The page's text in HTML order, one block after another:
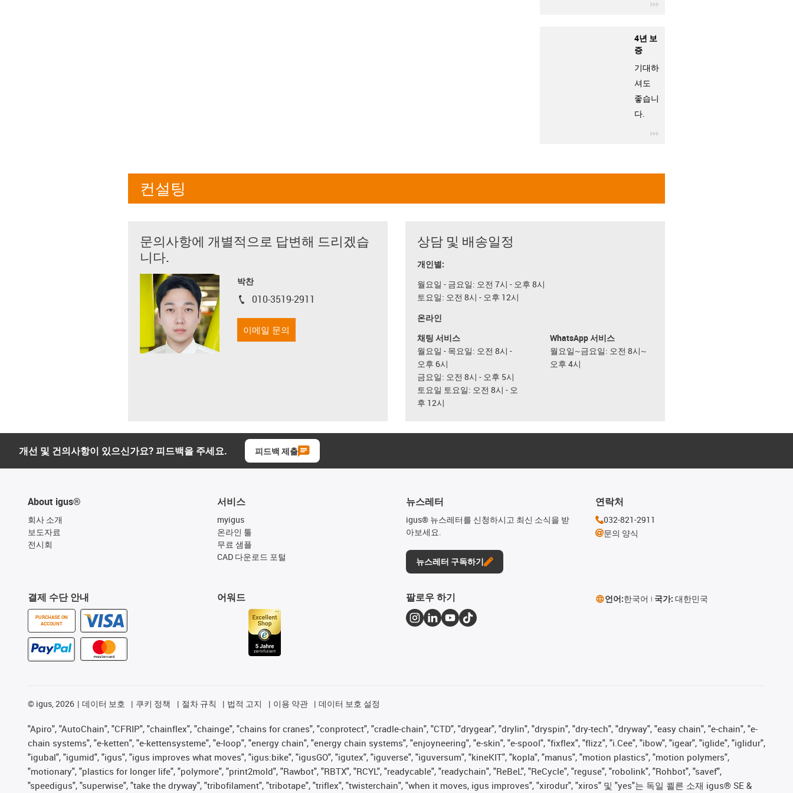
4년 보
증
기대하
셔도
좋습니
다.
컨설팅
문의사항에 개별적으로 답변해 드리겠습
니다.
박찬
igus-icon-phone
010-3519-2911
이메일 문의
상담 및 배송일정
개인별:
월요일 - 금요일: 오전 7시 - 오후 8시
토요일: 오전 8시 - 오후 12시
온라인
채팅 서비스
월요일 - 목요일: 오전 8시 -
오후 6시
금요일: 오전 8시 - 오후 5시
토요일 토요일: 오전 8시 - 오
후 12시
WhatsApp 서비스
월요일~금요일: 오전 8시~
오후 4시
개선 및 건의사항이 있으신가요? 피드백을 주세요. 피드백 제출
About igus®
회사 소개
보도자료
전시회
결제 수단 안내
PURCHASE ON
ACCOUNT
서비스
myigus
온라인 툴
무료 샘플
CAD 다운로드 포털
어워드
뉴스레터
igus® 뉴스레터를 신청하시고 최신 소식을 받
아보세요.
뉴스레터 구독하기
연락처
032-821-2911
문의 양식
팔로우 하기 언어:한국어 국가: 대한민국
© igus, 2026 데이터 보호 쿠키 정책 절차 규칙 법적 고지 이용 약관 데이터 보호 설정
"Apiro", "AutoChain", "CFRIP", "chainflex", "chainge", "chains for cranes", "conprotect", "cradle-chain", "CTD", "drygear", "drylin", "dryspin", "dry-tech", "dryway", "easy chain", "e-chain", "e-
chain systems", "e-ketten", "e-kettensysteme", "e-loop", "energy chain", "energy chain systems", "enjoyneering", "e-skin", "e-spool", "fixflex", "flizz", "i.Cee", "ibow", "igear", "iglide", "iglidur",
"igubal", "igumid", "igus", "igus improves what moves", "igus:bike", "igusGO", "igutex", "iguverse", "iguversum", "kineKIT", "kopla", "manus", "motion plastics", "motion polymers",
"motionary", "plastics for longer life", "polymore", "print2mold", "Rawbot", "RBTX", "RCYL", "readycable", "readychain", "ReBeL", "ReCycle", "reguse", "robolink", "Rohbot", "savef",
"speedigus", "superwise", "take the dryway", "tribofilament", "tribotape", "triflex", "twisterchain", "when it moves, igus improves", "xirodur", "xiros" 및 "yes"는 독일 쾰른 소재 igus® SE &